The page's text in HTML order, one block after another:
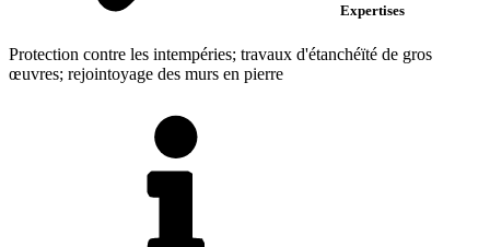
Expertises
Protection contre les intempéries; travaux d'étanchéïté de gros
œuvres; rejointoyage des murs en pierre